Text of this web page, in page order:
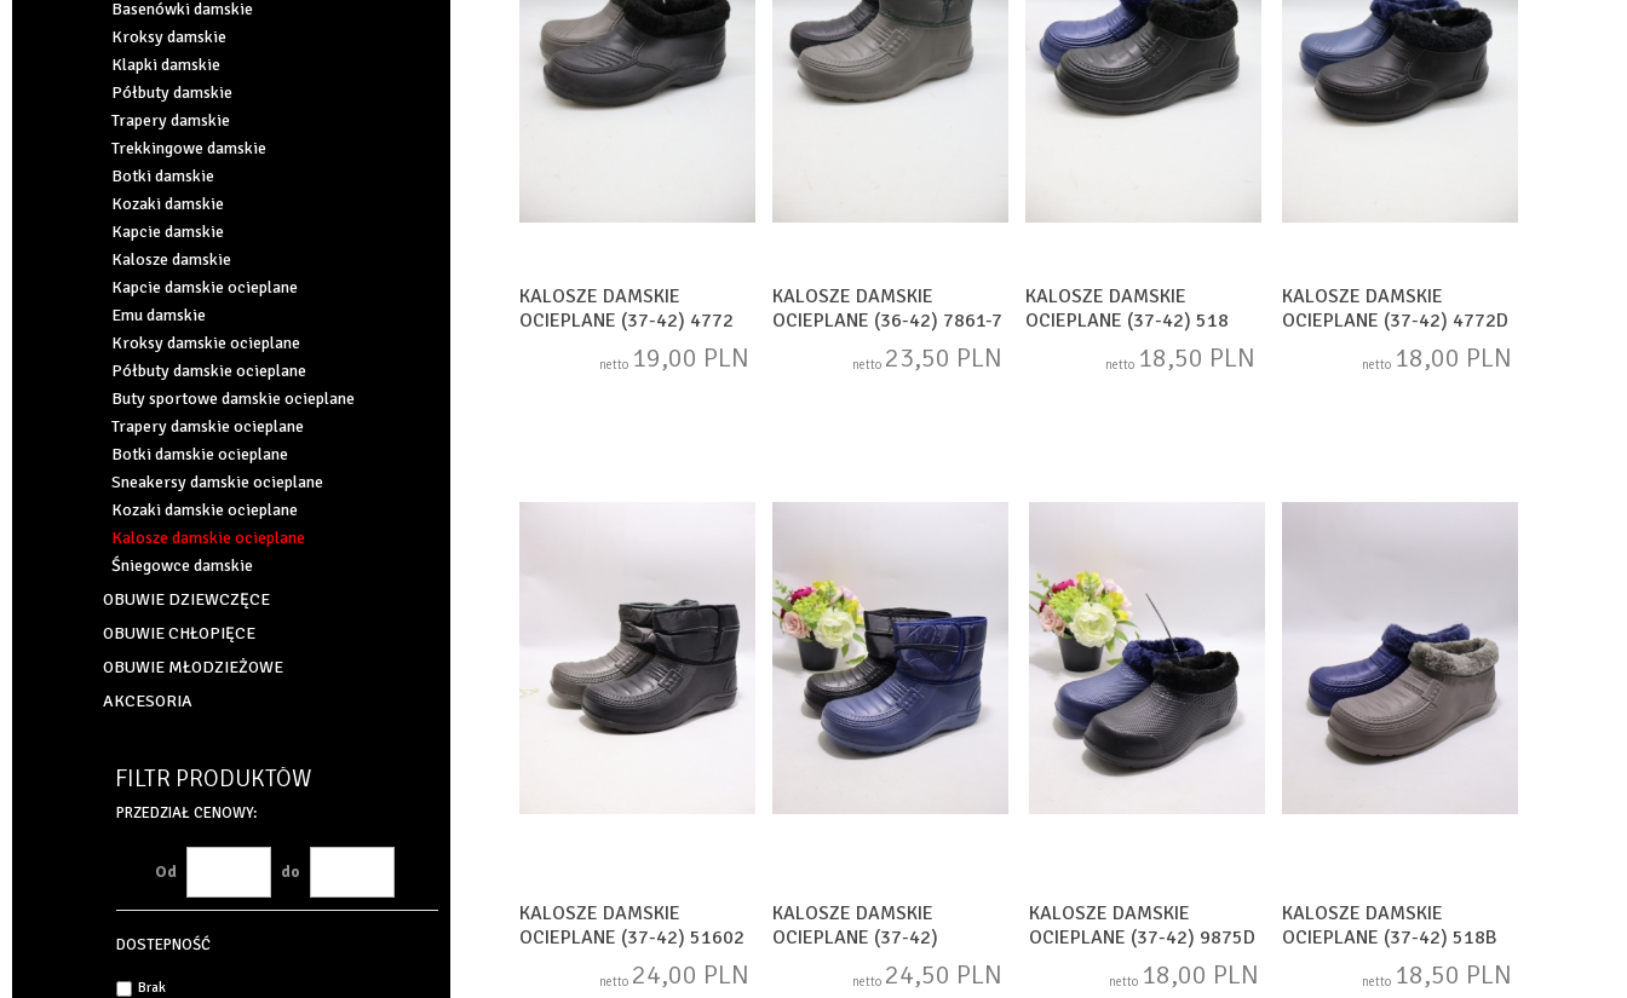
Basenówki damskie
Kroksy damskie
Klapki damskie
Półbuty damskie
Trapery damskie
Trekkingowe damskie
Botki damskie
Kozaki damskie
Kapcie damskie
Kalosze damskie
Kapcie damskie ocieplane
Emu damskie
Kroksy damskie ocieplane
Półbuty damskie ocieplane
Buty sportowe damskie ocieplane
Trapery damskie ocieplane
Botki damskie ocieplane
Sneakersy damskie ocieplane
Kozaki damskie ocieplane
Kalosze damskie ocieplane
Śniegowce damskie
OBUWIE DZIEWCZĘCE
OBUWIE CHŁOPIĘCE
OBUWIE MŁODZIEŻOWE
AKCESORIA
FILTR PRODUKTÓW
PRZEDZIAŁ CENOWY:
Od do
DOSTEPNOŚĆ
Brak
KALOSZE DAMSKIE
OCIEPLANE (37-42) 4772
netto 19,00 PLN
KALOSZE DAMSKIE
OCIEPLANE (36-42) 7861-7
netto 23,50 PLN
KALOSZE DAMSKIE
OCIEPLANE (37-42) 518
netto 18,50 PLN
KALOSZE DAMSKIE
OCIEPLANE (37-42) 4772D
netto 18,00 PLN
KALOSZE DAMSKIE
OCIEPLANE (37-42) 51602
netto 24,00 PLN
KALOSZE DAMSKIE
OCIEPLANE (37-42)
HB7861-7 MIX
netto 24,50 PLN
KALOSZE DAMSKIE
OCIEPLANE (37-42) 9875D
netto 18,00 PLN
KALOSZE DAMSKIE
OCIEPLANE (37-42) 518B
netto 18,50 PLN